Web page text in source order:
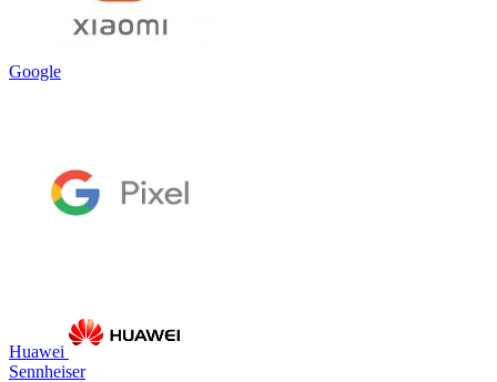
Google
Huawei
Sennheiser